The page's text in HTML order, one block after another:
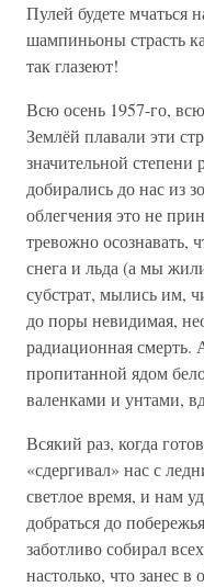
Пулей будете мчаться
шампиньоны страсть
так глазеют!
Всю осень 1957-го,
Землёй плавали эти
значительной степени
добирались до нас из
облегчения это не
тревожно осознавать,
снега и льда (а мы
субстрат, мылись им,
до поры невидимая,
радиационная
пропитанной ядом
валенками и унтами,
Всякий раз, когда
«сдергивал» нас с
светлое время, и нам
добраться до
заботливо собирал
настолько, что занес